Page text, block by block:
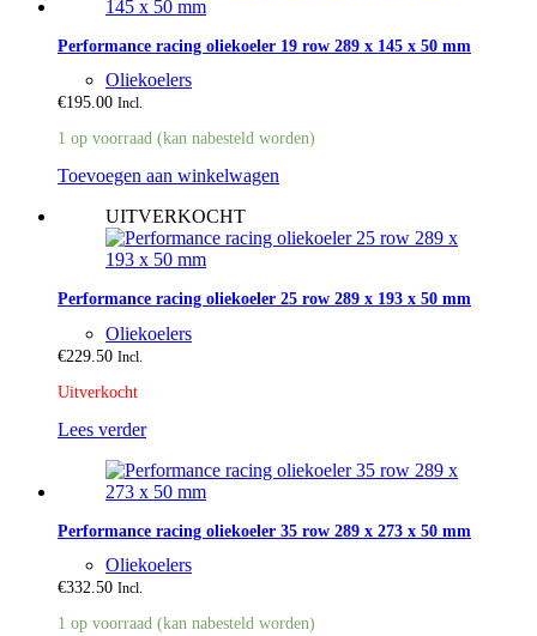
Performance racing oliekoeler 19 row 289 x 145 x 50 mm
Oliekoelers
€195.00 Incl.
1 op voorraad (kan nabesteld worden)
Toevoegen aan winkelwagen
UITVERKOCHT
Performance racing oliekoeler 25 row 289 x 193 x 50 mm
Oliekoelers
€229.50 Incl.
Uitverkocht
Lees verder
Performance racing oliekoeler 35 row 289 x 273 x 50 mm
Oliekoelers
€332.50 Incl.
1 op voorraad (kan nabesteld worden)